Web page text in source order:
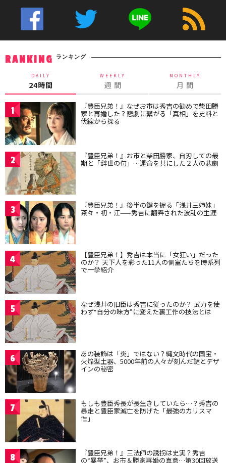
RANKING ランキング
DAILY
24時間
WEEKLY
週 間
MONTHLY
月 間
1 『豊臣兄弟！』なぜお市は秀吉の勧めで柴田勝
家と再婚した？悲劇に繋がる「真相」を史料と
伏線から探る
2 『豊臣兄弟！』お市と柴田勝家、自刃しての最
期と「辞世の句」…運命を共にした２人の悲劇
3 『豊臣兄弟！』後半の鍵を握る「浅井三姉妹」
茶々・初・江——秀吉に翻弄された波乱の生涯
4 【豊臣兄弟！】秀吉は本当に「女狂い」だった
のか？ 天下人を彩った11人の側室たちを時系列
で一挙紹介
5 なぜ浅井の旧臣は秀吉に従ったのか？ 武力を使
わず“自分の味方”に変えた裏工作の技法とは
6 あの装飾は「炎」ではない？縄文時代の国宝・
火焔型土器、5000年前の人々が刻んだ謎とデザ
インの秘密
7 もしも豊臣秀長が長生きしていたら…？秀吉の
暴走と豊臣家滅亡を防げた「最強のカリスマ
性」
8 『豊臣兄弟！』三法師の誘拐は史実？秀吉
の“暴挙”、お市＆勝家再婚の真意…第30回放送